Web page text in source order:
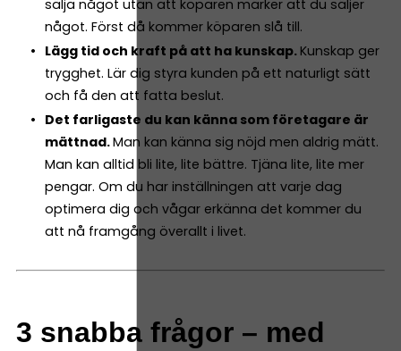
sälja något utan att köparen märker att du säljer
något. Först då kommer köparen slå till.
Lägg tid och kraft på att ha kunskap. Kunskap ger
trygghet. Lär dig styra kunden på ett naturligt sätt
och få den att fatta beslut.
Det farligaste du kan känna som företagare är
mättnad.Man kan känna sig nöjd men aldrig mätt.
Man kan alltid bli lite, lite bättre. Tjäna lite, lite mer
pengar. Om du har inställningen att varje dag
optimera dig och vågar erkänna det kommer du
att nå framgång överallt i livet.
3 snabba frågor – med